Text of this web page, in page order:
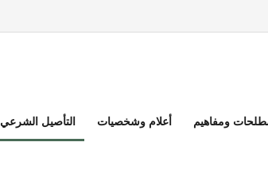
ومفاهيم أعلام وشخصيات التأصيل الشرعي